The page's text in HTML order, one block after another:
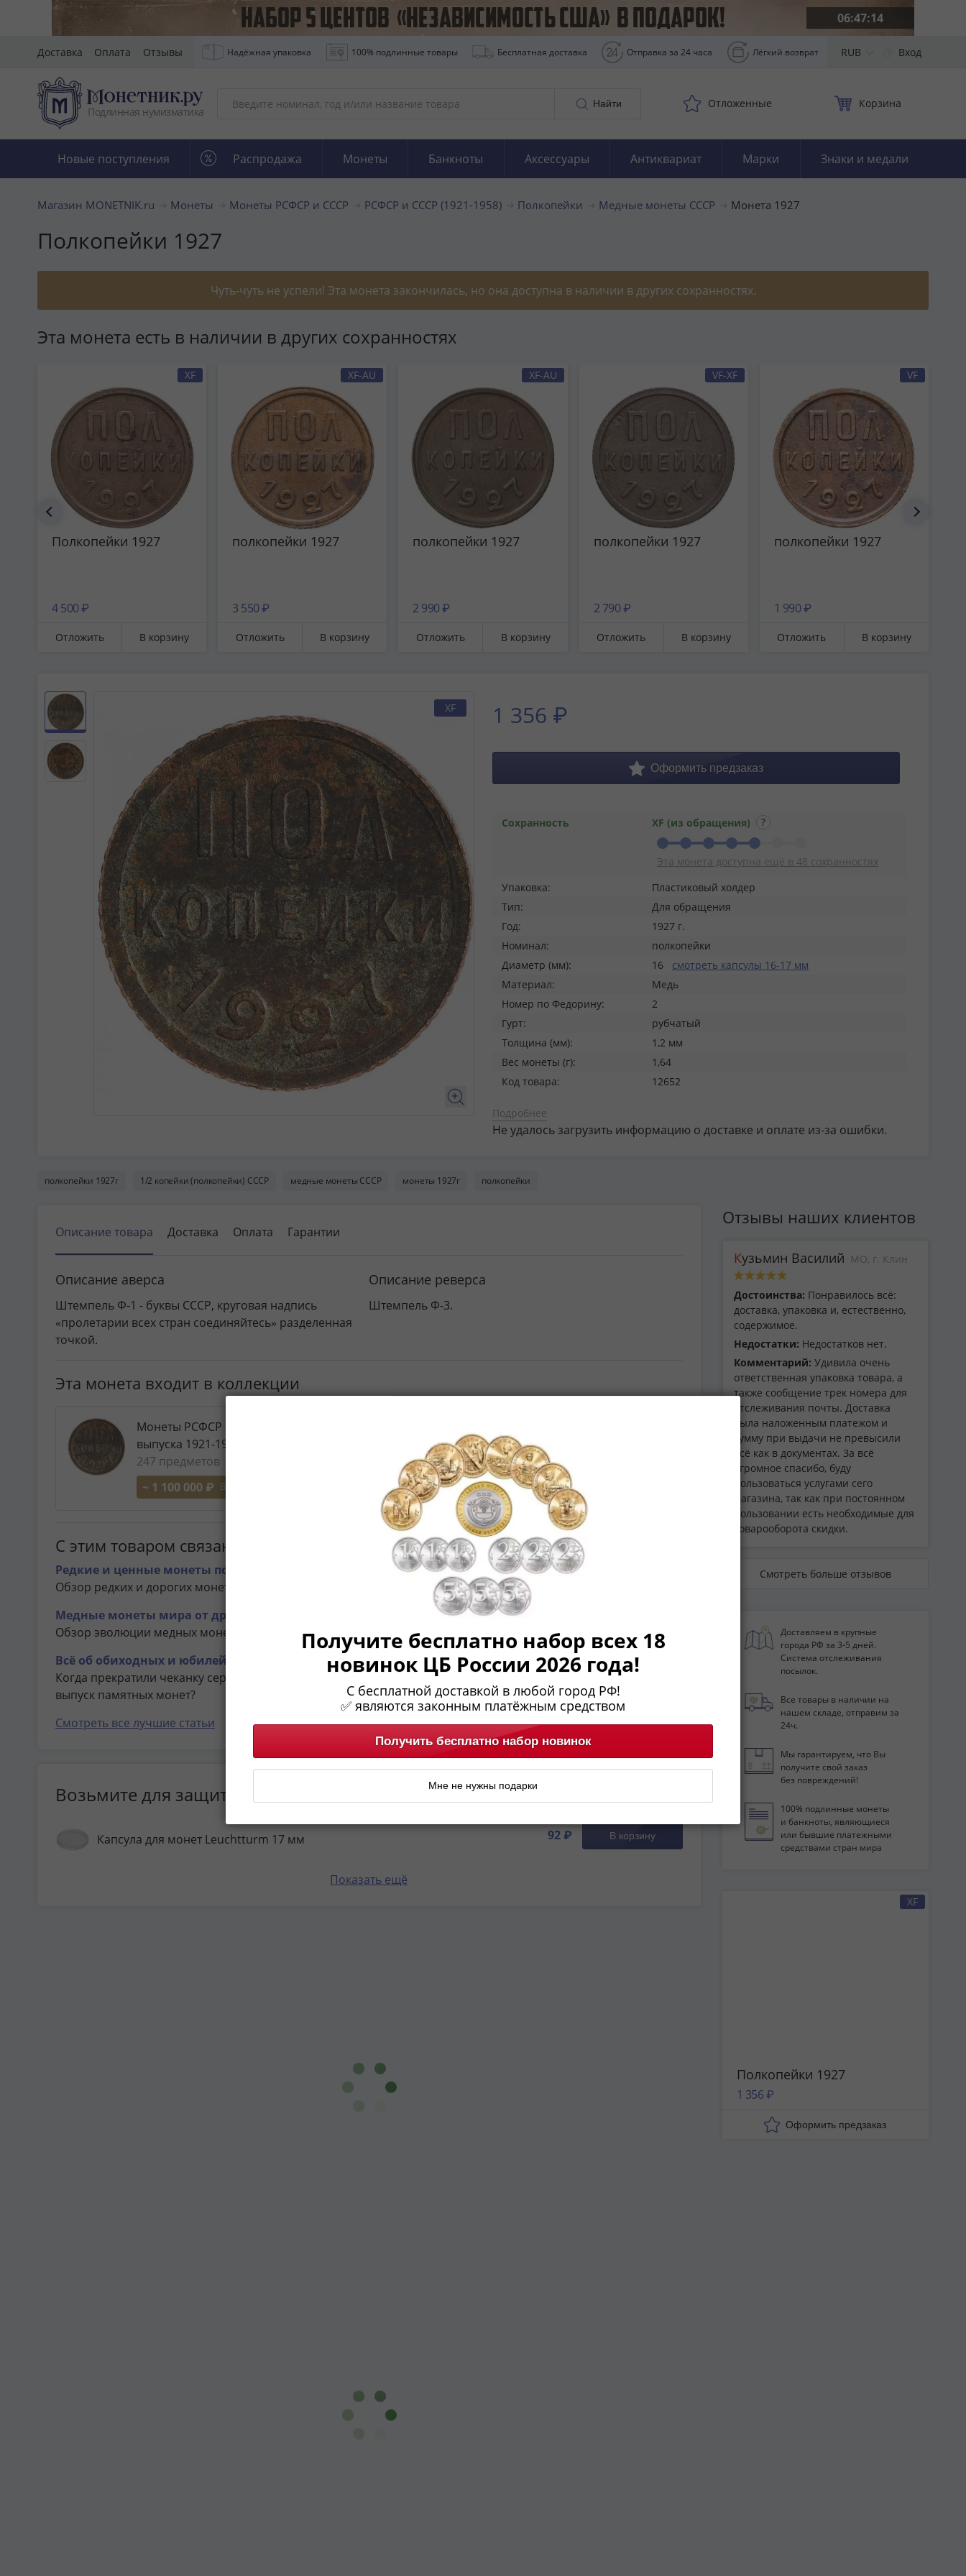
06:47:13
Доставка Оплата Отзывы Надёжная упаковка 100% подлинные товары Бесплатная доставка Отправка за 24 часа Лёгкий возврат RUB Вход
Подлинная нумизматика
Найти Отложенные Корзина
Новые поступления Распродажа Монеты Банкноты Аксессуары Антиквариат Марки Знаки и медали
Магазин MONETNIK.ru Монеты Монеты РСФСР и СССР РСФСР и СССР (1921-1958) Полкопейки Медные монеты СССР Монета 1927
Полкопейки 1927
Эта монета есть в наличии в других сохранностях
XF
Полкопейки 1927
4 500 ₽
Отложить В корзину
XF-AU
полкопейки 1927
3 550 ₽
Отложить В корзину
XF-AU
полкопейки 1927
2 990 ₽
Отложить В корзину
VF-XF
полкопейки 1927
2 790 ₽
Отложить В корзину
VF
полкопейки 1927
1 990 ₽
Отложить В корзину
XF 1 356 ₽
Сохранность XF (из обращения)
Эта монета доступна ещё в 48 сохранностях
Упаковка:
Пластиковый холдер
Тип:
Для обращения
Год:
1927 г.
Номинал:
полкопейки
Диаметр (мм):
16
смотреть капсулы 16-17 мм
Материал:
Медь
Номер по Федорину:
2
Гурт:
рубчатый
Толщина (мм):
1,2 мм
Вес монеты (г):
1,64
Код товара:
12652
Подробнее
Не удалось загрузить информацию о доставке и оплате из-за ошибки.
полкопейки 1927г 1/2 копейки (полкопейки) СССР медные монеты СССР монеты 1927г полкопейки
Описание товара Доставка Оплата Гарантии
Описание аверса
Штемпель Ф-1 - буквы СССР, круговая надпись
«пролетарии всех стран соединяйтесь» разделенная
точкой.
Описание реверса
Штемпель Ф-3.
Эта монета входит в коллекции
Монеты РСФСР и СССР регулярного
выпуска 1921-1957
247 предметов
~ 1 100 000 ₽ В СОХРАННОСТИ XF
С этим товаром связаны статьи
Редкие и ценные монеты полкопейки СССР (1925, 1927, 1928 и 1961 гг.). Раритетные полкопейки СССР
Обзор редких и дорогих монет полкопейки СССР (пробные, полир. чекан). Фото, особенности, подделки
Медные монеты мира от древних и царских до памятных современных. Медь как монетный металл
Обзор эволюции медных монет Примеры монет из меди различных эпох и стран ◼ Описание и фотографии
Всё об обиходных и юбилейных монетах Советского Союза
Когда прекратили чеканку серебряных монет? Что изображено на реверсе медных монет? Когда начали
выпуск памятных монет?
Смотреть все лучшие статьи
Возьмите для защиты Вашей коллекции
Капсула для монет Leuchtturm 17 мм 92 ₽ В корзину
Показать ещё
Отзывы наших клиентов
Кузьмин Василий МО, г. Клин
Достоинства: Понравилось всё:
доставка, упаковка и, естественно,
содержимое.
Недостатки: Недостатков нет.
Комментарий: Удивила очень
ответственная упаковка товара, а
также сообщение трек номера для
отслеживания почты. Доставка
была наложенным платежом и
сумму при выдачи не превысили
всё как в документах. За всё
огромное спасибо, буду
пользоваться услугами сего
магазина, так как при постоянном
пользовании есть необходимые для
товарооборота скидки.
Смотреть больше отзывов
Доставляем в крупные
города РФ за 3‑5 дней.
Система отслеживания
посылок.
Все товары в наличии на
нашем складе, отправим за
24ч.
Мы гарантируем, что Вы
получите свой заказ
без повреждений!
100% подлинные монеты
и банкноты, являющиеся
или бывшие платежными
средствами стран мира
XF
Полкопейки 1927
1 356 ₽
Получите бесплатно набор всех 18
новинок ЦБ России 2026 года!
С бесплатной доставкой в любой город РФ!
✅ являются законным платёжным средством
Получить бесплатно набор новинок
Мне не нужны подарки